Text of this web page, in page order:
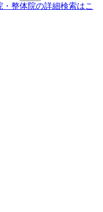
整体院の詳細検索はこ